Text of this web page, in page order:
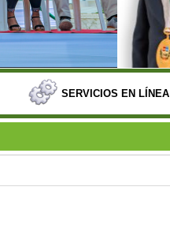
SERVICIOS EN LÍNEA